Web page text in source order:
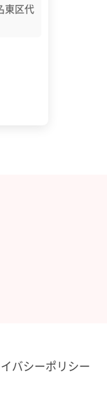
東区代
バシーポリシー